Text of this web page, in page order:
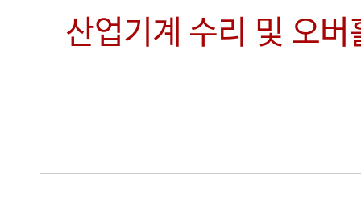
산업기계 수리 및 오버